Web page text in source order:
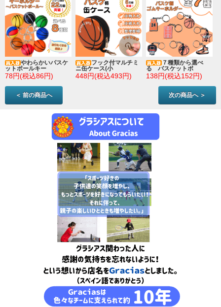
やわらかいバスケ
ットボールキー
78円(税込86円)
フック付マルチミ
ニ缶ケース(小
448円(税込493円)
７種類から選べ
る バスケットボ
138円(税込152円)
＜ 前の商品へ 次の商品へ ＞